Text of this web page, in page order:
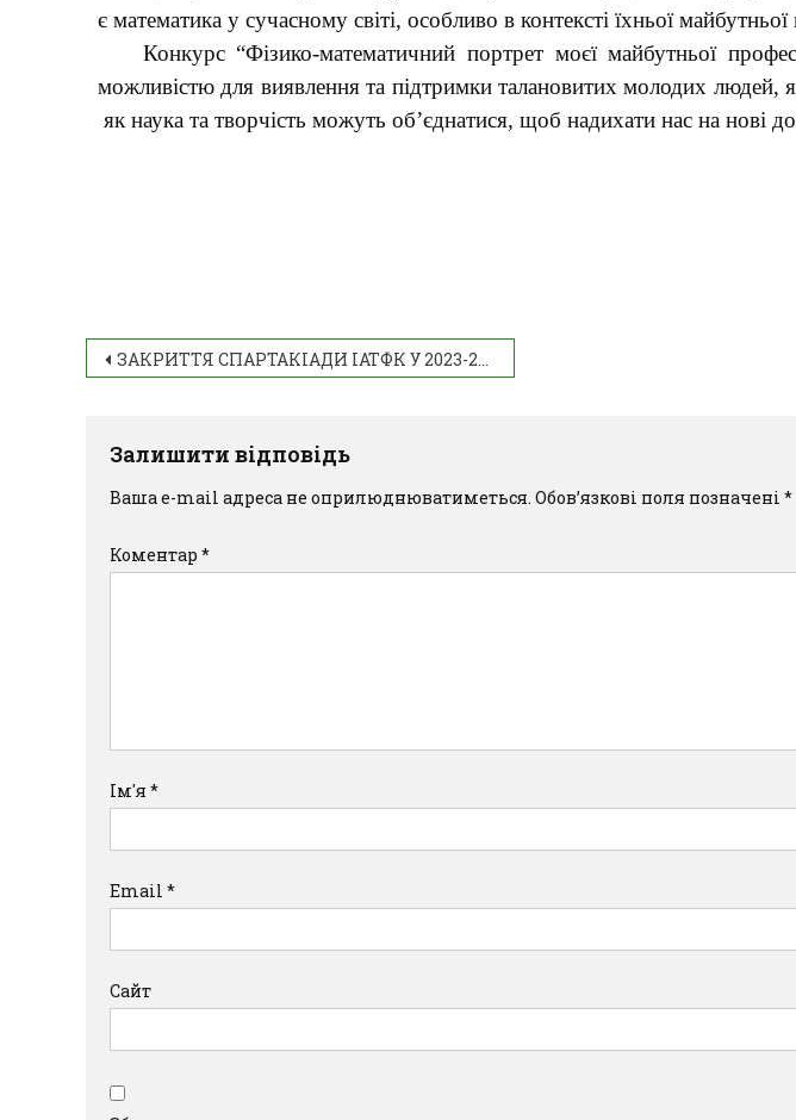
є математика у сучасному світі, особливо в контексті їхньої майбутньої
Конкурс “Фізико-математичний портрет моєї майбутньої
можливістю для виявлення та підтримки талановитих молодих людей,
як наука та творчість можуть об’єднатися, щоб надихати нас на нові
ЗАКРИТТЯ СПАРТАКІАДИ ІАТФК У 2023-2024 навчального року
Залишити відповідь
Ваша e-mail адреса не оприлюднюватиметься. Обов’язкові поля позначені *
Коментар *
Ім'я *
Email *
Сайт